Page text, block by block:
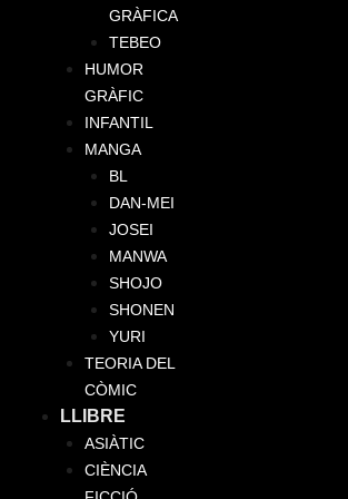
GRÀFICA
TEBEO
HUMOR
GRÀFIC
INFANTIL
MANGA
BL
DAN-MEI
JOSEI
MANWA
SHOJO
SHONEN
YURI
TEORIA DEL
CÒMIC
LLIBRE
ASIÀTIC
CIÈNCIA